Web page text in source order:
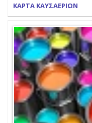
ΚΑΡΤΑ ΚΑΥΣΑΕΡΙΩΝ